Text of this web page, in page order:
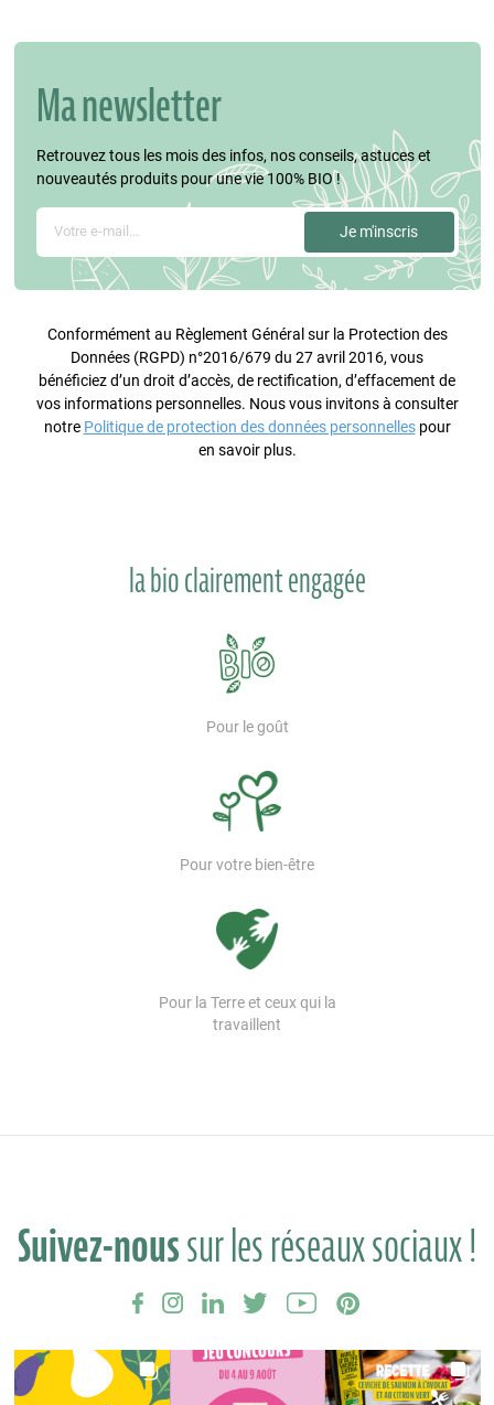
Ma newsletter
Retrouvez tous les mois des infos, nos conseils, astuces et
nouveautés produits pour une vie 100% BIO !
Conformément au Règlement Général sur la Protection des
Données (RGPD) n°2016/679 du 27 avril 2016, vous
bénéficiez d’un droit d’accès, de rectification, d’effacement de
vos informations personnelles. Nous vous invitons à consulter
notre Politique de protection des données personnellespour
en savoir plus.
la bio clairement engagée
Pour le goût
Pour votre bien-être
Pour la Terre et ceux qui la
travaillent
Suivez-noussur les réseaux sociaux !